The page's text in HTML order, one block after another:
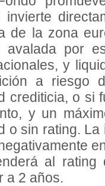
invierte
de la zona
avalada por
y
a riesgo
crediticia, o si
y un
o sin rating.
al rating
a 2 años.